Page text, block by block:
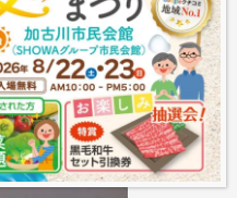
おり、
。